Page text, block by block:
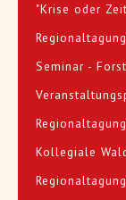
"Krise oder
Seminar -
Kollegiale